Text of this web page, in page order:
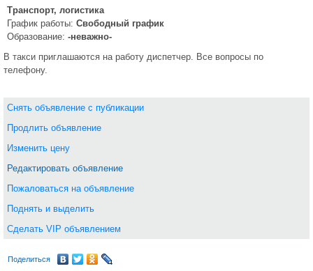
Транспорт, логистика
График работы: Свободный график
Образование: -неважно-
В такси приглашаются на работу диспетчер. Все вопросы по
телефону.
Снять объявление с публикации
Продлить объявление
Изменить цену
Редактировать объявление
Пожаловаться на объявление
Поднять и выделить
Сделать VIP объявлением
Поделиться